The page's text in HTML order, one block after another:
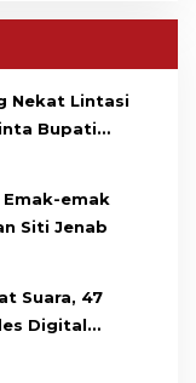
Nekat Lintasi
Bupati
emak
Siti Jenab
Suara, 47
Digital